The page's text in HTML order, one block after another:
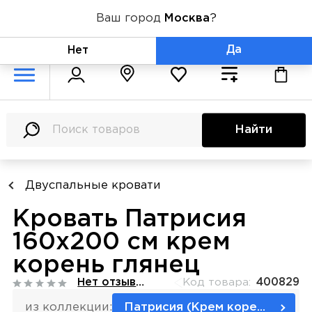
+7 (800) 775-71-06
Найти
Двуспальные кровати
Кровать Патрисия
160х200 см крем
корень глянец
Код товара: 400829
Нет отзывов
из коллекции: Патрисия (Крем корень глянец)
Ваш город Москва?
Нет Да